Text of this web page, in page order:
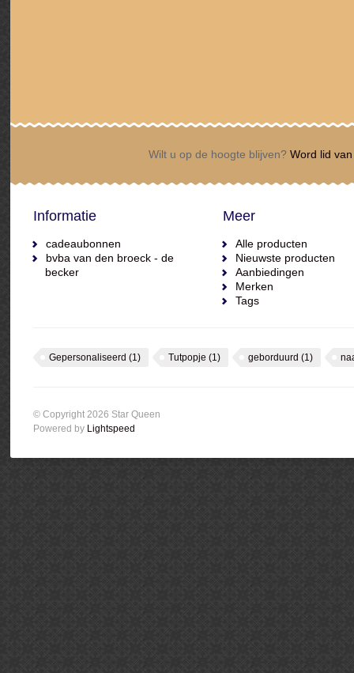
Wilt u op de hoogte blijven? Word lid
Informatie
cadeaubonnen
bvba van den broeck - de
becker
Meer
Alle producten
Nieuwste producten
Aanbiedingen
Merken
Tags
Gepersonaliseerd (1) Tutpopje (1) geborduurd (1)
© Copyright 2026 Star Queen
Powered by Lightspeed